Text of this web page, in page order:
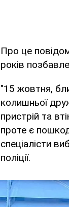
Про це
років
"15 жовтня,
колишньої
пристрій та
проте є
спеціалісти
поліції.